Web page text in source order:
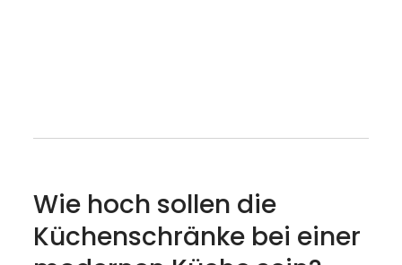
Wie hoch sollen die
Küchenschränke bei einer